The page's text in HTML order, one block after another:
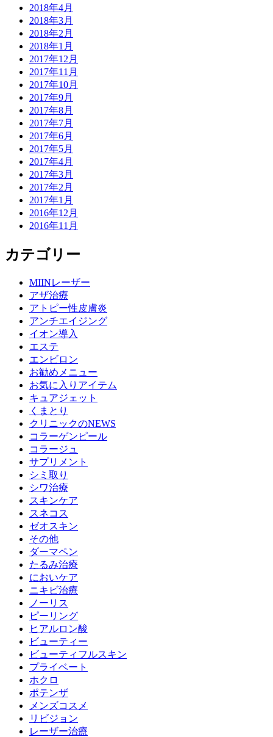
2018年4月
2018年3月
2018年2月
2018年1月
2017年12月
2017年11月
2017年10月
2017年9月
2017年8月
2017年7月
2017年6月
2017年5月
2017年4月
2017年3月
2017年2月
2017年1月
2016年12月
2016年11月
カテゴリー
MIINレーザー
アザ治療
アトピー性皮膚炎
アンチエイジング
イオン導入
エステ
エンビロン
お勧めメニュー
お気に入りアイテム
キュアジェット
くまとり
クリニックのNEWS
コラーゲンピール
コラージュ
サプリメント
シミ取り
シワ治療
スキンケア
スネコス
ゼオスキン
その他
ダーマペン
たるみ治療
においケア
ニキビ治療
ノーリス
ピーリング
ヒアルロン酸
ビューティー
ビューティフルスキン
プライベート
ホクロ
ポテンザ
メンズコスメ
リビジョン
レーザー治療